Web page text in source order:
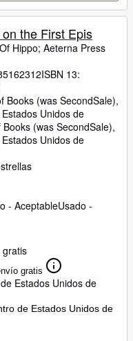
the First Epis
Hippo; Aeterna Press
ISBN 13:
Books (was SecondSale),
Unidos de
Books (was SecondSale),
Unidos de
- AceptableUsado -
gratis
Estados Unidos de
de Estados Unidos de